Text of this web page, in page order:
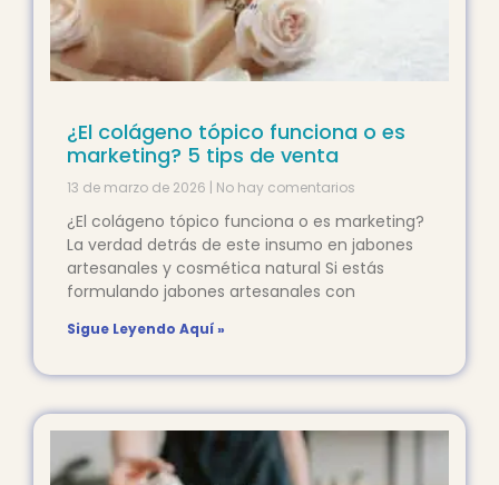
¿El colágeno tópico funciona o es
marketing? 5 tips de venta
13 de marzo de 2026 No hay comentarios
¿El colágeno tópico funciona o es marketing?
La verdad detrás de este insumo en jabones
artesanales y cosmética natural Si estás
formulando jabones artesanales con
Sigue Leyendo Aquí »